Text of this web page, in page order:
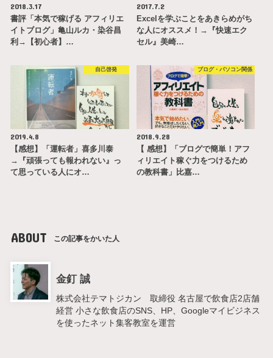
2018.3.17
書評「本気で稼げる アフィリエ
イトブログ」亀山ルカ・染谷昌
利→【初心者】…
2017.7.2
Excelを学ぶことをあきらめがち
な人にオススメ！→『快速エク
セル』美崎…
自己啓発
2019.4.8
【感想】「運転者」喜多川泰
→『頑張っても報われない』っ
て思っている人にオ…
ブログ・パソコン関係
2018.9.28
【 感想】「ブログで簡単！アフ
ィリエイト稼ぐ力をつけるため
の教科書」比嘉…
ABOUT この記事をかいた人
金釘 誠
株式会社テマトジカン 取締役 名古屋で飲食店2店舗
経営 小さな飲食店のSNS、HP、Googleマイビジネス
を使ったネット集客教室を運営